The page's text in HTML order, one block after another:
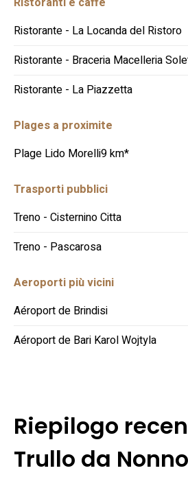
Ristorante - La Locanda del Ristoro
Ristorante - Braceria Macelleria
Ristorante - La Piazzetta
Plages a proximite
Plage Lido Morelli9 km*
Trasporti pubblici
Treno - Cisternino Citta
Treno - Pascarosa
Aeroporti più vicini
Aéroport de Brindisi
Aéroport de Bari Karol Wojtyla
Riepilogo
Trullo da